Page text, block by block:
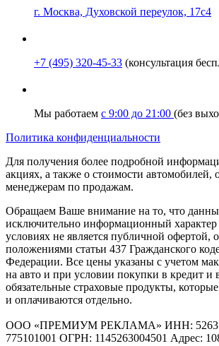
г. Москва, Духовской переулок, 17с4
+7 (495) 320-45-33 (консультация
Мы работаем с 9:00 до 21:00 (без
Политика конфиденциальности
Для получения более подробной
акциях, а также о стоимости автомобилей,
менеджерам по продажам.
Обращаем Ваше внимание на то, что
исключительно информационный
условиях не является публичной офертой,
положениями статьи 437 Гражданского
Федерации. Все цены указаны с учетом
на авто и при условии покупки в кредит и
обязательные страховые продукты,
и оплачиваются отдельно.
ООО «ПРЕМИУМ РЕКЛАМА» ИНН:
775101001 ОГРН: 1145263004501 Адрес: